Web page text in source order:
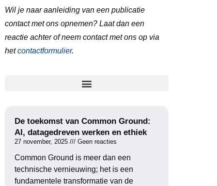
Wil je naar aanleiding van een publicatie
contact met ons opnemen? Laat dan een
reactie achter of neem contact met ons op via
hetcontactformulier.
De toekomst van Common Ground:
AI, datagedreven werken en ethiek
27 november, 2025 Geen reacties
Common Ground is meer dan een
technische vernieuwing; het is een
fundamentele transformatie van de